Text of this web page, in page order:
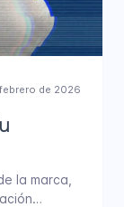
de 2026
la marca,